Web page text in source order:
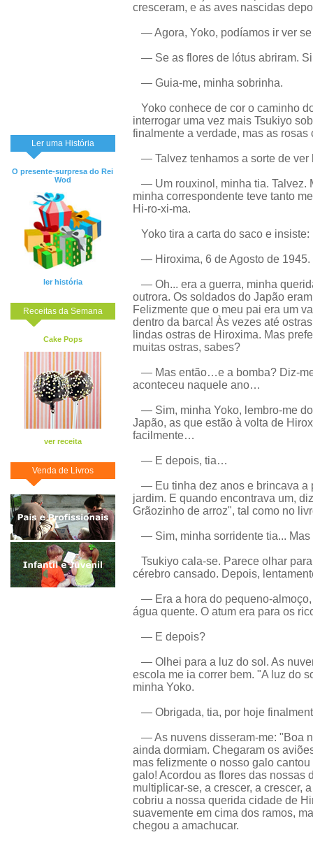
Ler uma História
O presente-surpresa do Rei
Wod
ler história
Receitas da Semana
Cake Pops
ver receita
Venda de Livros
cresceram, e as aves nascidas
— Agora, Yoko, podíamos ir ver
— Se as flores de lótus abriram.
— Guia-me, minha sobrinha.
Yoko conhece de cor o caminho
interrogar uma vez mais Tsukiyo
finalmente a verdade, mas as
— Talvez tenhamos a sorte de
— Um rouxinol, minha tia. Talvez.
minha correspondente teve tanto
Hi-ro-xi-ma.
Yoko tira a carta do saco e insiste:
— Hiroxima, 6 de Agosto de 1945.
— Oh... era a guerra, minha
outrora. Os soldados do Japão
Felizmente que o meu pai era um
dentro da barca! Às vezes até
lindas ostras de Hiroxima. Mas
muitas ostras, sabes?
— Mas então…e a bomba? Diz-
aconteceu naquele ano…
— Sim, minha Yoko, lembro-me
Japão, as que estão à volta de
facilmente…
— E depois, tia…
— Eu tinha dez anos e brincava a
jardim. E quando encontrava um,
Grãozinho de arroz", tal como no
— Sim, minha sorridente tia... Mas
Tsukiyo cala-se. Parece olhar
cérebro cansado. Depois,
— Era a hora do pequeno-almoço,
água quente. O atum era para os
— E depois?
— Olhei para a luz do sol. As
escola me ia correr bem. "A luz do
minha Yoko.
— Obrigada, tia, por hoje
— As nuvens disseram-me: "Boa
ainda dormiam. Chegaram os
mas felizmente o nosso galo
galo! Acordou as flores das nossas
multiplicar-se, a crescer, a crescer,
cobriu a nossa querida cidade de
suavemente em cima dos ramos,
chegou a amachucar.